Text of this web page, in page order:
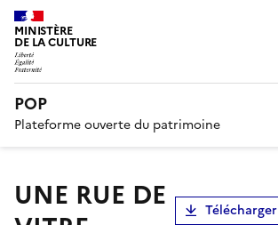
MINISTÈRE
DE LA CULTURE
POP
Plateforme ouverte du patrimoine
UNE RUE DE
Télécharger